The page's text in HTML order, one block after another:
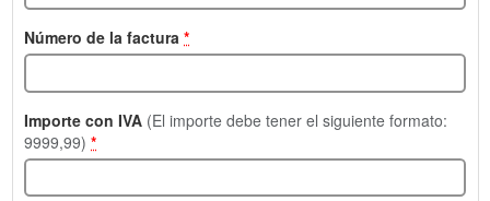
Número de la factura *
Importe con IVA (El importe debe tener el siguiente formato:
9999,99) *